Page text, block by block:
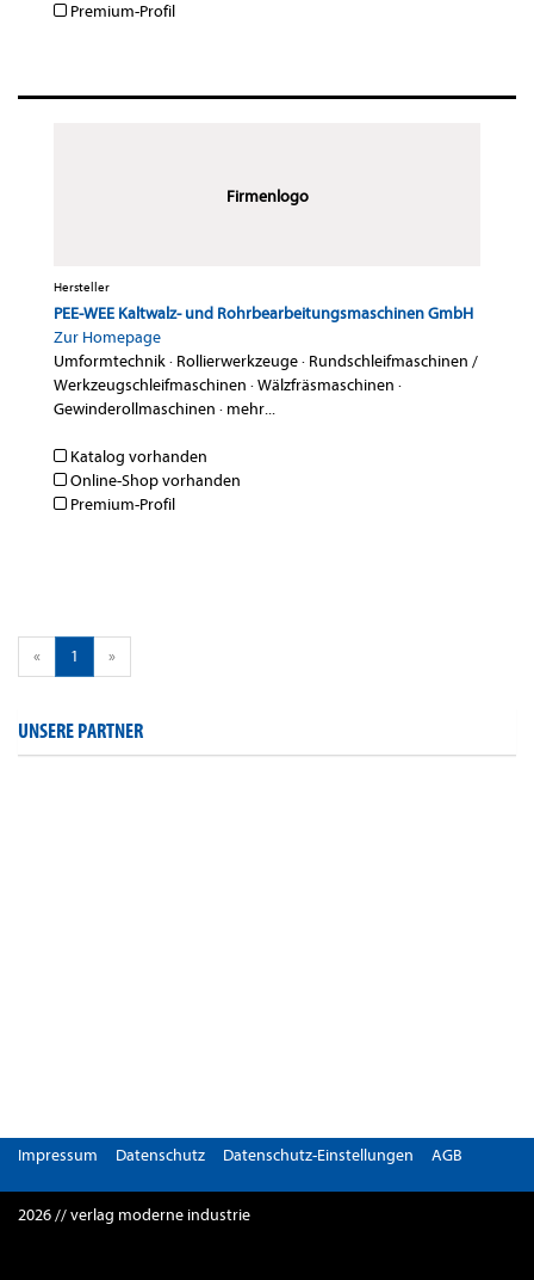
Premium-Profil
Firmenlogo
Hersteller
PEE-WEE Kaltwalz- und Rohrbearbeitungsmaschinen GmbH
Zur Homepage
Umformtechnik· Rollierwerkzeuge· Rundschleifmaschinen /
Werkzeugschleifmaschinen ·Wälzfräsmaschinen ·
Gewinderollmaschinen · mehr...
Katalog vorhanden
Online-Shop vorhanden
Premium-Profil
« 1 »
UNSERE PARTNER
Impressum Datenschutz Datenschutz-Einstellungen AGB
2026 // verlag moderne industrie